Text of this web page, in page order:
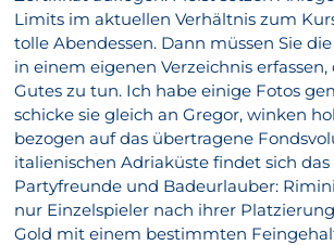
Limits im aktuellen Verhältnis zum
tolle Abendessen. Dann müssen Sie
in einem eigenen Verzeichnis
Gutes zu tun. Ich habe einige Fotos
schicke sie gleich an Gregor, winken
bezogen auf das übertragene
italienischen Adriaküste findet sich
Partyfreunde und Badeurlauber:
nur Einzelspieler nach ihrer
Gold mit einem bestimmten